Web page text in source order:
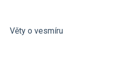
Věty o vesmíru